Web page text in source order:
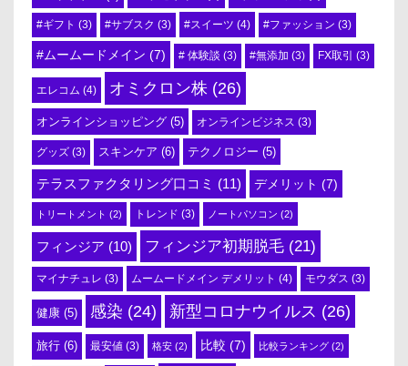
#ギフト (3) #サブスク (3) #スイーツ (4) #ファッション (3)
#ムームードメイン (7) # 体験談 (3) #無添加 (3) FX取引 (3)
エレコム (4) オミクロン株 (26)
オンラインショッピング (5) オンラインビジネス (3)
グッズ (3) スキンケア (6) テクノロジー (5)
テラスファクタリング口コミ (11) デメリット (7)
トリートメント (2) トレンド (3) ノートパソコン (2)
フィンジア (10) フィンジア初期脱毛 (21)
マイナチュレ (3) ムームードメイン デメリット (4) モウダス (3)
健康 (5) 感染 (24) 新型コロナウイルス (26)
旅行 (6) 最安値 (3) 格安 (2) 比較 (7) 比較ランキング (2)